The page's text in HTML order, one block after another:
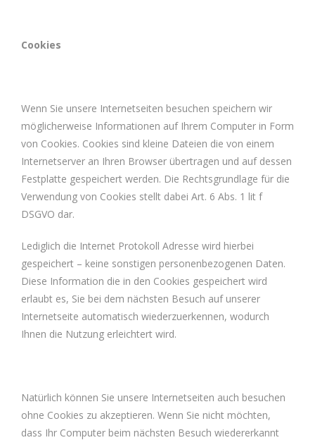
Cookies
Wenn Sie unsere Internetseiten besuchen speichern wir
möglicherweise Informationen auf Ihrem Computer in Form
von Cookies. Cookies sind kleine Dateien die von einem
Internetserver an Ihren Browser übertragen und auf dessen
Festplatte gespeichert werden. Die Rechtsgrundlage für die
Verwendung von Cookies stellt dabei Art. 6 Abs. 1 lit f
DSGVO dar.
Lediglich die Internet Protokoll Adresse wird hierbei
gespeichert – keine sonstigen personenbezogenen Daten.
Diese Information die in den Cookies gespeichert wird
erlaubt es, Sie bei dem nächsten Besuch auf unserer
Internetseite automatisch wiederzuerkennen, wodurch
Ihnen die Nutzung erleichtert wird.
Natürlich können Sie unsere Internetseiten auch besuchen
ohne Cookies zu akzeptieren. Wenn Sie nicht möchten,
dass Ihr Computer beim nächsten Besuch wiedererkannt